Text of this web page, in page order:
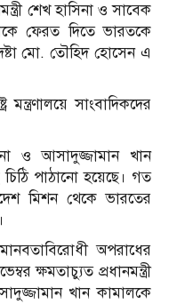
শেখ হাসিনা ও সাবেক
ফেরত দিতে ভারতকে
মো. তৌহিদ হোসেন এ
সাংবাদিকদের
ও আসাদুজ্জামান খান
পাঠানো হয়েছে। গত
মিশন থেকে ভারতের
অপরাধের
ক্ষমতাচ্যুত প্রধানমন্ত্রী
খান কামালকে